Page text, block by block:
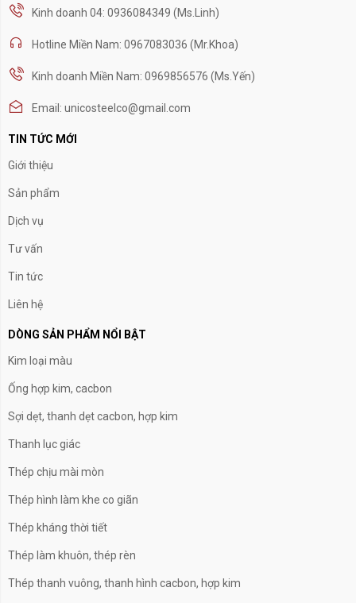
Kinh doanh 04: 0936084349 (Ms.Linh)
Hotline Miền Nam: 0967083036 (Mr.Khoa)
Kinh doanh Miền Nam: 0969856576 (Ms.Yến)
Email: unicosteelco@gmail.com
TIN TỨC MỚI
Giới thiệu
Sản phẩm
Dịch vụ
Tư vấn
Tin tức
Liên hệ
DÒNG SẢN PHẨM NỔI BẬT
Kim loại màu
Ống hợp kim, cacbon
Sợi dẹt, thanh dẹt cacbon, hợp kim
Thanh lục giác
Thép chịu mài mòn
Thép hình làm khe co giãn
Thép kháng thời tiết
Thép làm khuôn, thép rèn
Thép thanh vuông, thanh hình cacbon, hợp kim